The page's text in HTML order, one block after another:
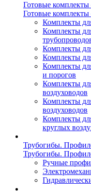
Готовые комплекты
Готовые комплекты
Комплекты
Комплекты
Комплекты
Комплекты
Комплекты
и порогов
Комплекты
воздуховодов
Комплекты
воздуховодов
Комплекты
круглых
Трубогибы.
Трубогибы.
Ручные